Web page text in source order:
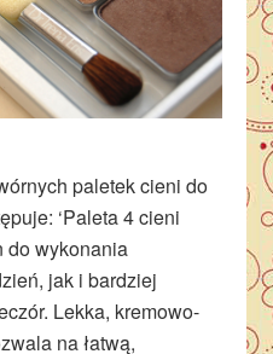
paletek cieni do
‘Paleta 4 cieni
do wykonania
jak i bardziej
Lekka, kremowo-
na łatwą,